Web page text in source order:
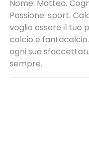
Nome: Matteo.
Passione: sport.
voglio essere il tuo
calcio e
ogni sua
sempre.